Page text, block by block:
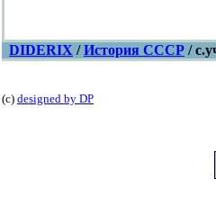
DIDERIX /История СССР /
(с) designed by DP